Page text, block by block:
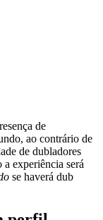
de
ao contrário de
de dubladores
experiência será
se haverá dub